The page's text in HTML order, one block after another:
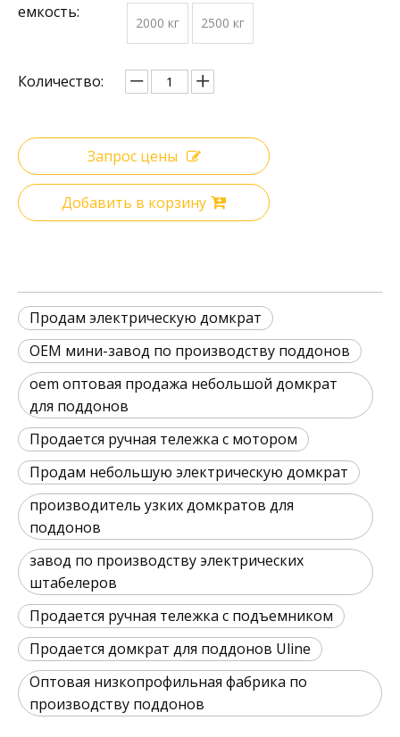
емкость:
2000 кг 2500 кг
Количество:
Запрос цены
Добавить в корзину
Продам электрическую домкрат
OEM мини-завод по производству поддонов
oem оптовая продажа небольшой домкрат
для поддонов
Продается ручная тележка с мотором
Продам небольшую электрическую домкрат
производитель узких домкратов для
поддонов
завод по производству электрических
штабелеров
Продается ручная тележка с подъемником
Продается домкрат для поддонов Uline
Оптовая низкопрофильная фабрика по
производству поддонов